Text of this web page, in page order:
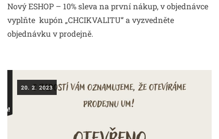
Nový ESHOP – 10% sleva na první nákup, v objednávce
vyplňte kupón „CHCIKVALITU“ a vyzvedněte
objednávku v prodejně.
20. 2. 2023